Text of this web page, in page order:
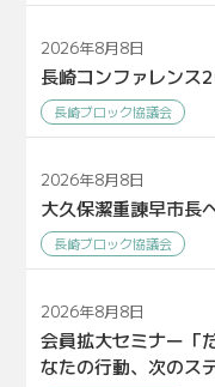
2026年8月8日
長崎コンファレン
長崎ブロック協議会
2026年8月8日
大久保潔重諌早市長
長崎ブロック協議会
2026年8月8日
会員拡大セミナー「
なたの行動、次のス